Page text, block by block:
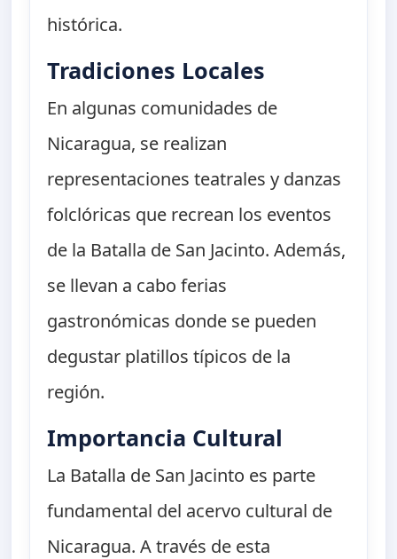
histórica.
Tradiciones Locales
En algunas comunidades de
Nicaragua, se realizan
representaciones teatrales y danzas
folclóricas que recrean los eventos
de la Batalla de San Jacinto. Además,
se llevan a cabo ferias
gastronómicas donde se pueden
degustar platillos típicos de la
región.
Importancia Cultural
La Batalla de San Jacinto es parte
fundamental del acervo cultural de
Nicaragua. A través de esta